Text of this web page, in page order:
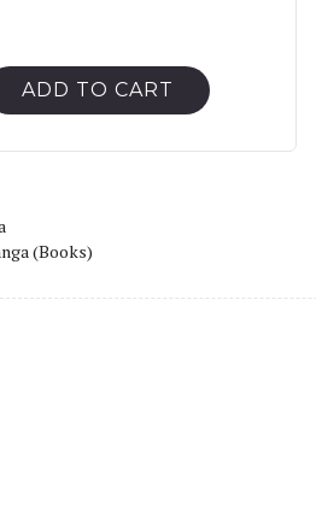
ADD TO CART
(Books)